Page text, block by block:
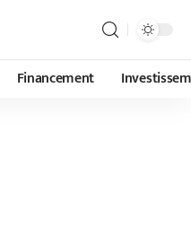
Financement